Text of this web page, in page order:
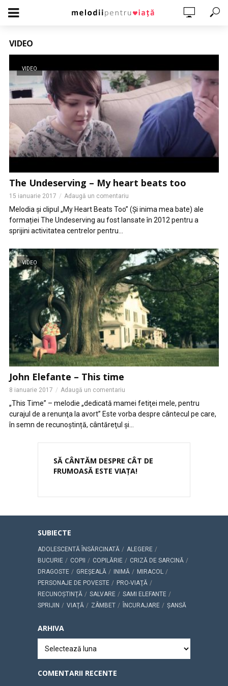
VIDEO
VIDEO
The Undeserving – My heart beats too
15 ianuarie 2017 Adaugă un comentariu
Melodia și clipul „My Heart Beats Too” (Și inima mea bate) ale
formației The Undeserving au fost lansate în 2012 pentru a
sprijini activitatea centrelor pentru...
VIDEO
John Elefante – This time
8 ianuarie 2017 Adaugă un comentariu
„This Time” – melodie „dedicată mamei fetiţei mele, pentru
curajul de a renunţa la avort” Este vorba despre cântecul pe care,
în semn de recunoștință, cântăreţul şi...
SĂ CÂNTĂM DESPRE CÂT DE
FRUMOASĂ ESTE VIAŢA!
SUBIECTE
ADOLESCENTĂ ÎNSĂRCINATĂ
ALEGERE
BUCURIE
COPII COPILĂRIE
CRIZĂ DE SARCINĂ
DRAGOSTE
GREŞEALĂ INIMĂ
MIRACOL
PERSONAJE DE POVESTE
PRO-VIAŢĂ
RECUNOŞTINŢĂ
SALVARE
SAMI ELEFANTE
SPRIJIN
VIAŢĂ ZÂMBET ÎNCURAJARE ŞANSĂ
ARHIVA
COMENTARII RECENTE